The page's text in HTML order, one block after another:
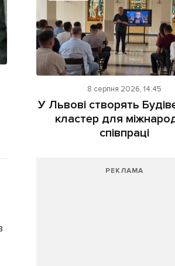
8 серпня 2026, 14:45
У Львові створять
кластер для
співпраці
РЕКЛАМА